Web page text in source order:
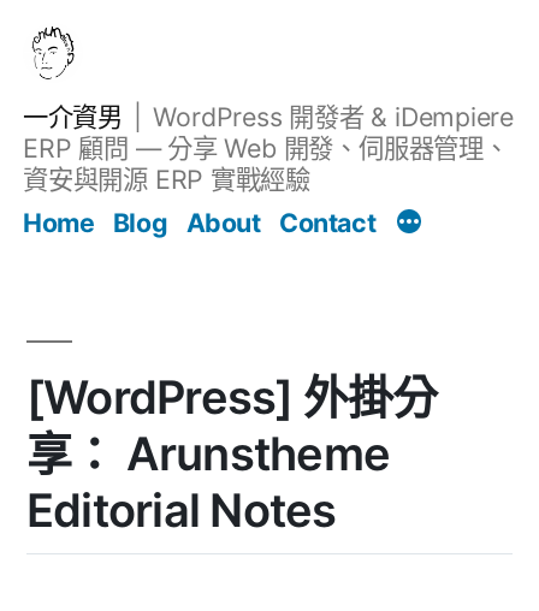
一介資男
WordPress 開發者 & iDempiere
ERP 顧問 — 分享 Web 開發、伺服器管理、
資安與開源 ERP 實戰經驗
Home
Blog About Contact
[WordPress] 外掛分
享： Arunstheme
Editorial Notes
文章